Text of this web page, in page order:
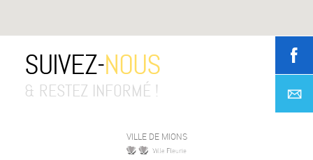
SUIVEZ-NOUS
& RESTEZ INFORMÉ !
VILLE DE MIONS